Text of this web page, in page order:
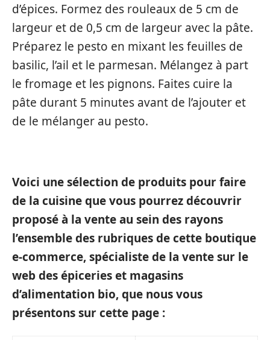
d’épices. Formez des rouleaux de 5 cm de
largeur et de 0,5 cm de largeur avec la pâte.
Préparez le pesto en mixant les feuilles de
basilic, l’ail et le parmesan. Mélangez à part
le fromage et les pignons. Faites cuire la
pâte durant 5 minutes avant de l’ajouter et
de le mélanger au pesto.
Voici une sélection de produits pour faire
de la cuisine que vous pourrez découvrir
proposé à la vente au sein des rayons
l’ensemble des rubriques de cette boutique
e-commerce, spécialiste de la vente sur le
web des épiceries et magasins
d’alimentation bio, que nous vous
présentons sur cette page :